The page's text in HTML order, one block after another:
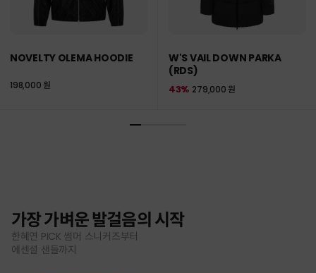
NOVELTY OLEMA HOODIE
198,000 원
W'S VAIL DOWN PARKA
(RDS)
279,000 원
43%
가장 가벼운 발걸음의 시작
한혜연 PICK 썸머 스니커즈부터
에센셜 샌들까지